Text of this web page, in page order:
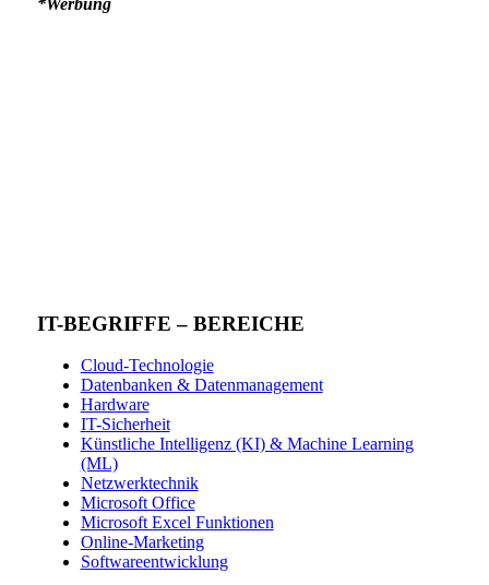
*Werbung
IT-BEGRIFFE – BEREICHE
Cloud-Technologie
Datenbanken & Datenmanagement
Hardware
IT-Sicherheit
Künstliche Intelligenz (KI) & Machine Learning
(ML)
Netzwerktechnik
Microsoft Office
Microsoft Excel Funktionen
Online-Marketing
Softwareentwicklung